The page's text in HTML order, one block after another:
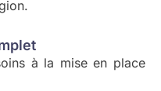
à la mise en place